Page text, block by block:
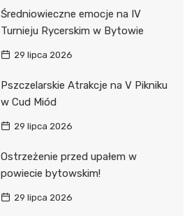
Średniowieczne emocje na IV
Turnieju Rycerskim w Bytowie
29 lipca 2026
Pszczelarskie Atrakcje na V Pikniku
w Cud Miód
29 lipca 2026
Ostrzeżenie przed upałem w
powiecie bytowskim!
29 lipca 2026